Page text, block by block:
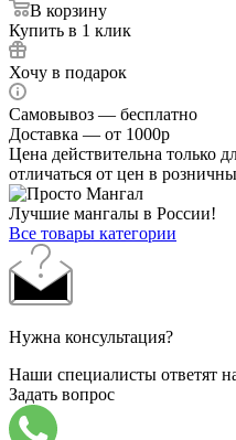
В корзину
Купить в 1 клик
Хочу в подарок
Самовывоз — бесплатно
Доставка — от 1000р
Цена действительна только
отличаться от цен в
Лучшие мангалы в России!
Все товары категории
Нужна консультация?
Наши специалисты ответят
Задать вопрос